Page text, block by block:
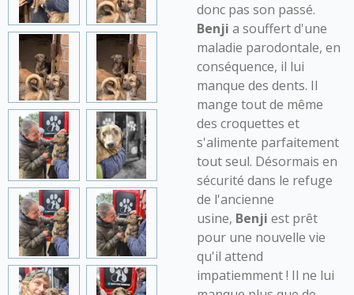
donc pas son passé.
Benji a souffert d'une
maladie parodontale, en
conséquence, il lui
manque des dents. Il
mange tout de même
des croquettes et
s'alimente parfaitement
tout seul. Désormais en
sécurité dans le refuge
de l'ancienne
usine, Benji est prêt
pour une nouvelle vie
qu'il attend
impatiemment ! Il ne lui